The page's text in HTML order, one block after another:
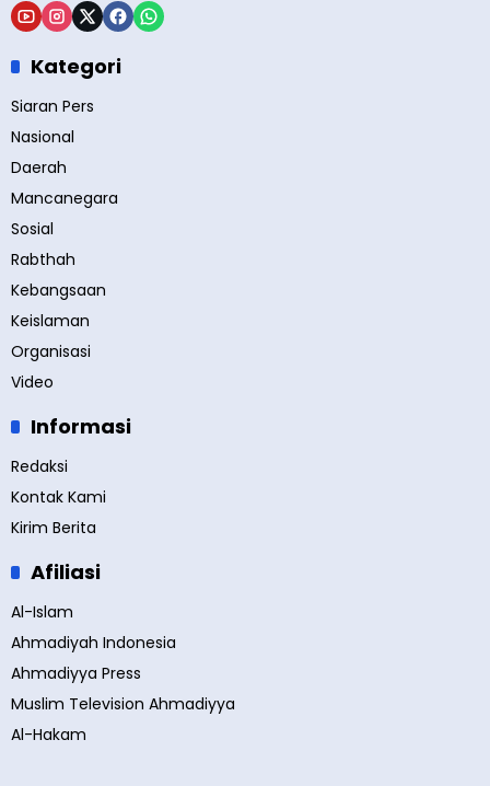
Kategori
Siaran Pers
Nasional
Daerah
Mancanegara
Sosial
Rabthah
Kebangsaan
Keislaman
Organisasi
Video
Informasi
Redaksi
Kontak Kami
Kirim Berita
Afiliasi
Al-Islam
Ahmadiyah Indonesia
Ahmadiyya Press
Muslim Television Ahmadiyya
Al-Hakam